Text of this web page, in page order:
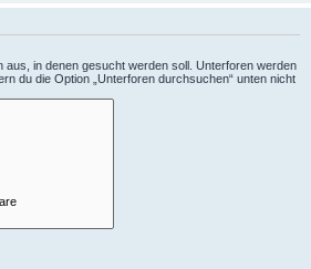
aus, in denen gesucht werden soll. Unterforen werden
du die Option „Unterforen durchsuchen“ unten nicht